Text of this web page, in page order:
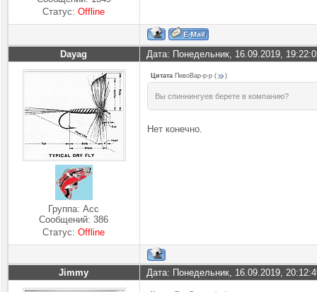
Статус:Offline
Dayag Дата: Понедельник, 16.09.2019,
Группа: Асс
Сообщений:386
Статус:Offline
Цитата ПивоВар-р-р ( )
Вы спиннингуев берете в компанию?
Нет конечно.
Jimmy Дата: Понедельник, 16.09.2019,